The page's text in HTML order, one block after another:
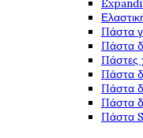
Πάστα
Πάστα
Πάστες
Πάστα
Πάστα
Πάστα
Πάστα